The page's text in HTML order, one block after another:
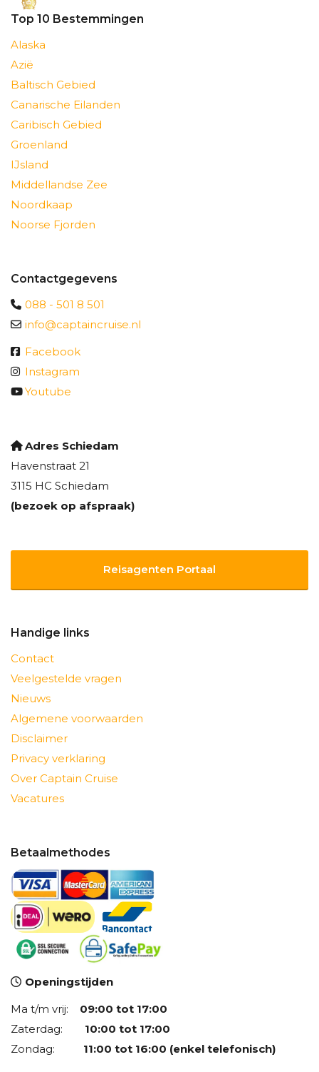
Top 10 Bestemmingen
Alaska
Azië
Baltisch Gebied
Canarische Eilanden
Caribisch Gebied
Groenland
IJsland
Middellandse Zee
Noordkaap
Noorse Fjorden
Contactgegevens
088 - 501 8 501
info@captaincruise.nl
Facebook
Instagram
Youtube
Adres Schiedam
Havenstraat 21
3115 HC Schiedam
(bezoek op afspraak)
Reisagenten Portaal
Handige links
Contact
Veelgestelde vragen
Nieuws
Algemene voorwaarden
Disclaimer
Privacy verklaring
Over Captain Cruise
Vacatures
Betaalmethodes
Openingstijden
Ma t/m vrij: 09:00 tot 17:00
Zaterdag: 10:00 tot 17:00
Zondag: 11:00 tot 16:00 (enkel telefonisch)